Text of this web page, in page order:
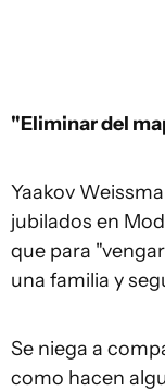
"Eliminar del
Yaakov
jubilados en
que para
una familia y
Se niega a
como hacen